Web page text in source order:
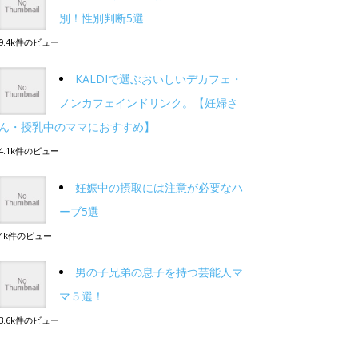
別！性別判断5選
件のビュー
KALDIで選ぶおいしいデカフェ・
ノンカフェインドリンク。【妊婦さ
・授乳中のママにおすすめ】
件のビュー
妊娠中の摂取には注意が必要なハ
ーブ5選
件のビュー
男の子兄弟の息子を持つ芸能人マ
マ５選！
件のビュー